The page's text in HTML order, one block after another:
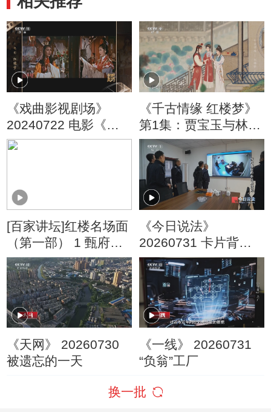
《戏曲影视剧场》
20240722 电影《红
楼梦》
《千古情缘 红楼梦》
第1集：贾宝玉与林黛
玉的爱情故事中出现
了第三个人 ——薛宝
钗
[百家讲坛]红楼名场面
（第一部） 1 甄府中
秋宴 《红楼梦》开篇
深思世态 以情悟道
《今日说法》
20260731 卡片背后
的非法放贷网
《天网》 20260730
被遗忘的一天
《一线》 20260731
“负翁”工厂
换一批